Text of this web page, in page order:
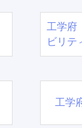
工学府
ビリテ
工学